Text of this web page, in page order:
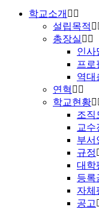
학교소개
설립목적
총장실
인사
프로
역대
연혁
학교현황
조직
교수
부서
규정
대학
등록
자체
공고